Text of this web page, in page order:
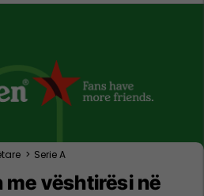
> Serie A
vështirësi në